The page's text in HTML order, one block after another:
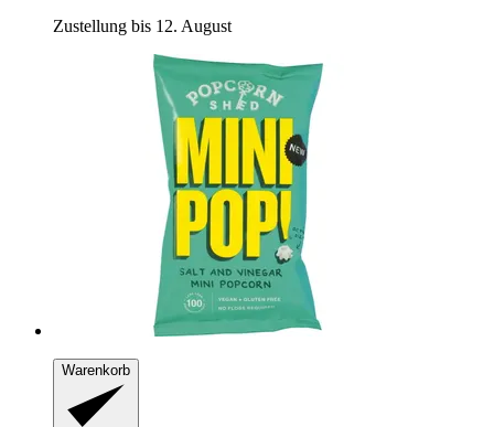
Zustellung bis 12. August
Warenkorb